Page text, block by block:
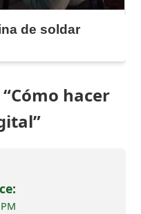
de soldar
hacer